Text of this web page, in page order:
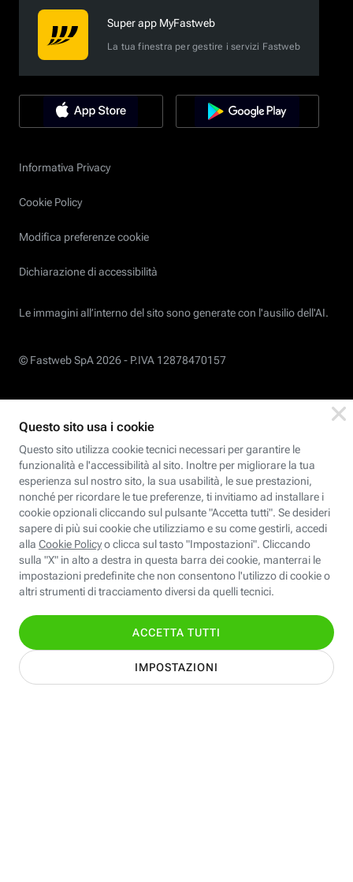
Super app MyFastweb
La tua finestra per gestire i servizi Fastweb
Informativa Privacy
Cookie Policy
Modifica preferenze cookie
Dichiarazione di accessibilità
Le immagini all’interno del sito sono generate con l'ausilio dell'AI.
© Fastweb SpA 2026 - P.IVA 12878470157